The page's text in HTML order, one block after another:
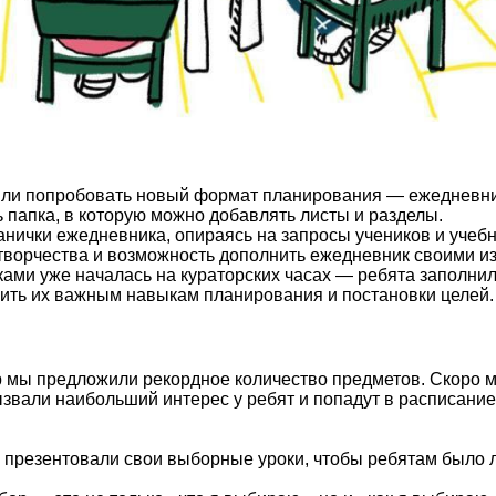
попробовать новый формат планирования —
папка, в которую можно добавлять листы и разделы.
ежедневника, опираясь на запросы учеников и
и возможность дополнить ежедневник своими
уже началась на кураторских часах — ребята
их важным навыкам планирования и постановки целей.
предложили рекордное количество предметов. Скоро
наибольший интерес у ребят и попадут в
свои выборные уроки, чтобы ребятам было